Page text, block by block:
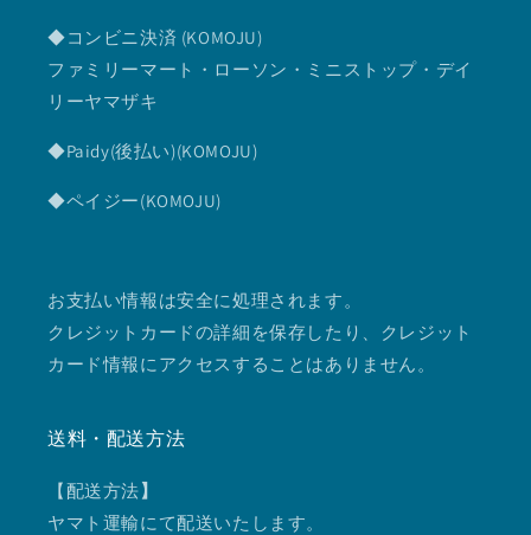
◆コンビニ決済 (KOMOJU)
ファミリーマート・ローソン・ミニストップ・デイ
リーヤマザキ
◆Paidy(後払い)(KOMOJU)
◆ペイジー(KOMOJU)
お支払い情報は安全に処理されます。
クレジットカードの詳細を保存したり、クレジット
カード情報にアクセスすることはありません。
送料・配送方法
【配送方法】
ヤマト運輸にて配送いたします。